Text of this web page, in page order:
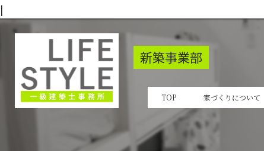
|
新築事業部
TOP 家づくりについて